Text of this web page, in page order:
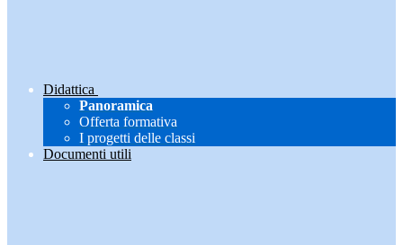
Didattica
Panoramica
Offerta formativa
I progetti delle classi
Documenti utili